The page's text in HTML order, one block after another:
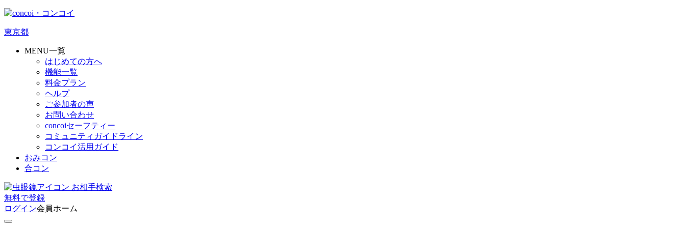
東京都
MENU一覧
はじめての方へ
機能一覧
料金プラン
ヘルプ
ご参加者の声
お問い合わせ
concoiセーフティー
コミュニティガイドライン
コンコイ活用ガイド
おみコン
合コン
お相手検索
無料で登録
ログイン会員ホーム